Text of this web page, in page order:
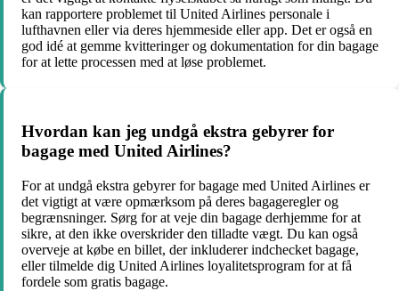
kan rapportere problemet til United Airlines personale i
lufthavnen eller via deres hjemmeside eller app. Det er også en
god idé at gemme kvitteringer og dokumentation for din bagage
for at lette processen med at løse problemet.
Hvordan kan jeg undgå ekstra gebyrer for
bagage med United Airlines?
For at undgå ekstra gebyrer for bagage med United Airlines er
det vigtigt at være opmærksom på deres bagageregler og
begrænsninger. Sørg for at veje din bagage derhjemme for at
sikre, at den ikke overskrider den tilladte vægt. Du kan også
overveje at købe en billet, der inkluderer indchecket bagage,
eller tilmelde dig United Airlines loyalitetsprogram for at få
fordele som gratis bagage.